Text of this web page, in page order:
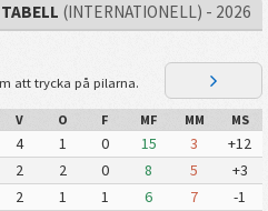
(INTERNATIONELL) - 2026
att trycka på pilarna.
V O F MF MM MS
4 1 0 15 3 +12
2 2 0 8 5 +3
2 1 1 6 7 -1